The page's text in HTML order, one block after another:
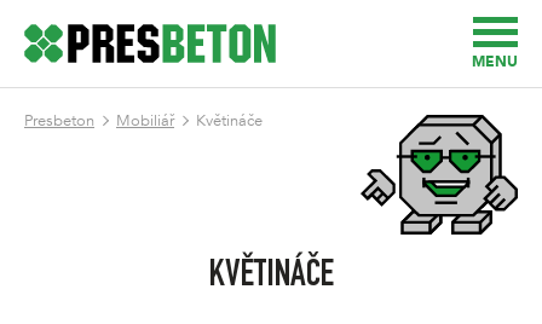
MENU
Presbeton Mobiliář Květináče
KVĚTINÁČE